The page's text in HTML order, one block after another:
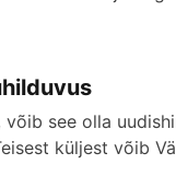
see olla
küljest võib